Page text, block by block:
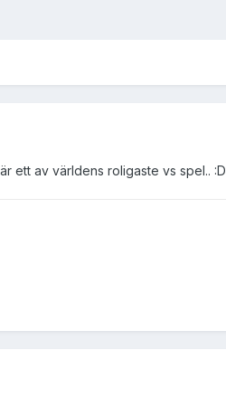
ett av världens roligaste vs spel.. :D